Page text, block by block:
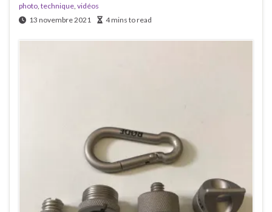
photo technique vidéos
13 novembre 2021
4 mins to read